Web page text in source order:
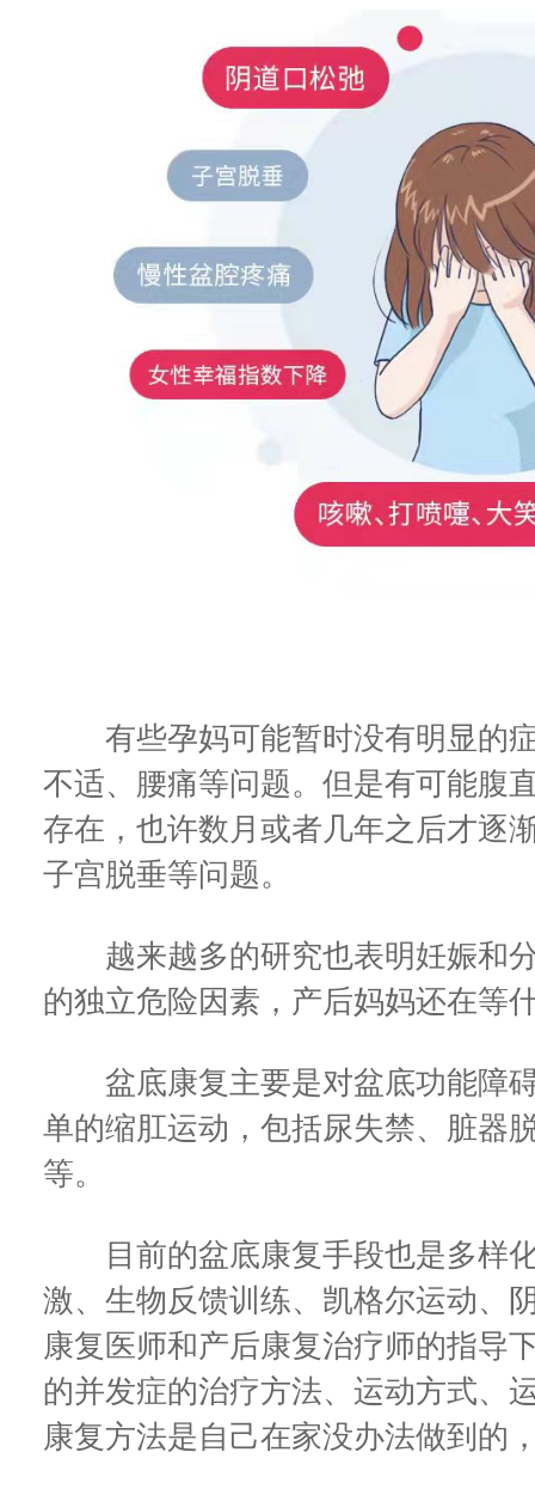
有些孕妈可能暂时没有明显的症
不适、腰痛等问题。但是有可能腹
存在，也许数月或者几年之后才逐
子宫脱垂等问题。
越来越多的研究也表明妊娠和分
的独立危险因素，产后妈妈还在等
盆底康复主要是对盆底功能障碍
单的缩肛运动，包括尿失禁、脏器
等。
目前的盆底康复手段也是多样化
激、生物反馈训练、凯格尔运动、
康复医师和产后康复治疗师的指导
的并发症的治疗方法、运动方式、
康复方法是自己在家没办法做到的